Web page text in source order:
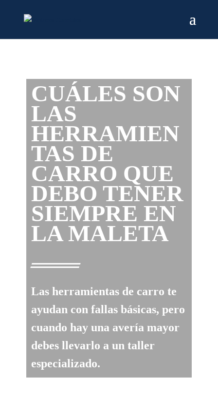
CUÁLES SON
LAS
HERRAMIEN
TAS DE
CARRO QUE
DEBO TENER
SIEMPRE EN
LA MALETA
Las herramientas de carro te
ayudan con fallas básicas, pero
cuando hay una avería mayor
debes llevarlo a un taller
especializado.